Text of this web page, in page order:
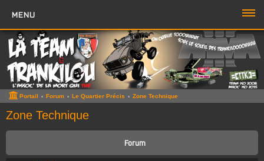
MENU
PORTAIL
FORUM
ZONE TTK
Boutique TTK
Portail Forum Le Quartier Précis Zone Technique
Zone Technique
Forum